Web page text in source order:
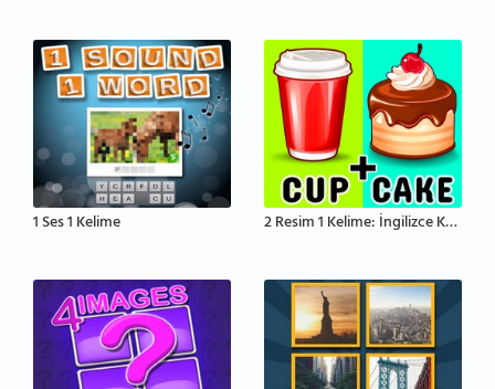
1 Ses 1 Kelime 2 Resim 1 Kelime: İngilizce Kelime Tahmin Etme